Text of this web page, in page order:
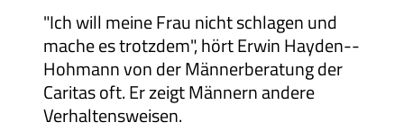
"Ich will meine Frau nicht schlagen und
mache es trotzdem", hört Erwin Hayden-­
Hohmann von der Männerbe­ratung der
Caritas oft. Er zeigt Männern andere
Verhaltensweisen.